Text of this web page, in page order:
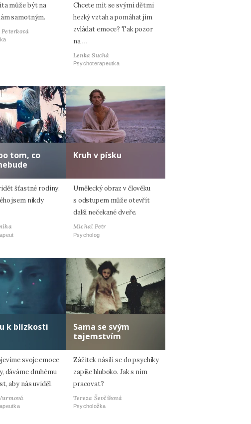
může být na
samotným.
Chcete mít se svými dětmi
hezký vztah a pomáhat jim
zvládat emoce? Tak pozor
na …
Lenka Suchá
Psychoterapeutka
tom, co
šťastné rodiny.
jsem nikdy
Kruh v písku
Umělecký obraz v člověku
s odstupem může otevřít
další nečekané dveře.
Michal Petr
Psycholog
k blízkosti
svoje emoce
dáváme druhému
aby nás uviděl.
Sama se svým
tajemstvím
Zážitek násilí se do psychiky
zapíše hluboko. Jak s ním
pracovat?
Tereza Ševčíková
Psycholožka